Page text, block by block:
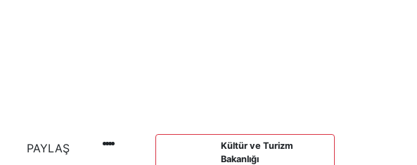
PAYLAŞ
Kültür ve Turizm
Bakanlığı